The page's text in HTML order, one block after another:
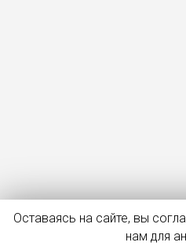
Оставаясь на сайте, вы
нам для